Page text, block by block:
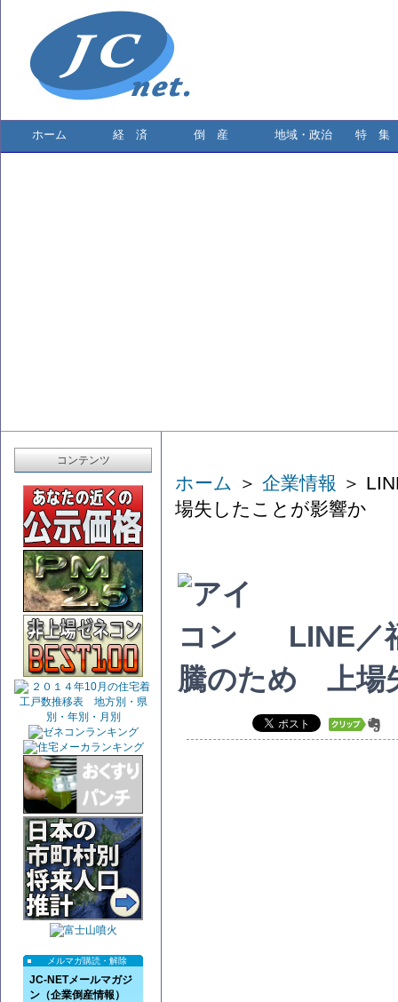
ホーム 経 済 倒 産 地域・政治 特 集
コンテンツ
メルマガ購読・解除
JC-NETメールマガジ
ン（企業倒産情報）
ホーム ＞ 企業情報 ＞
場失したことが影響か
LINE／
騰のため 上場